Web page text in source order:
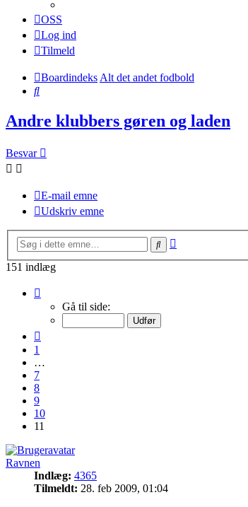
OSS
Log ind
Tilmeld
BoardindeksAlt det andet fodbold
Søg
Andre klubbers gøren og laden
Besvar
E-mail emne
Udskriv emne
Søg
151 indlæg
Gå til side:
1
…
7
8
9
10
11
Ravnen
Indlæg: 4365
Tilmeldt: 28. feb 2009, 01:04